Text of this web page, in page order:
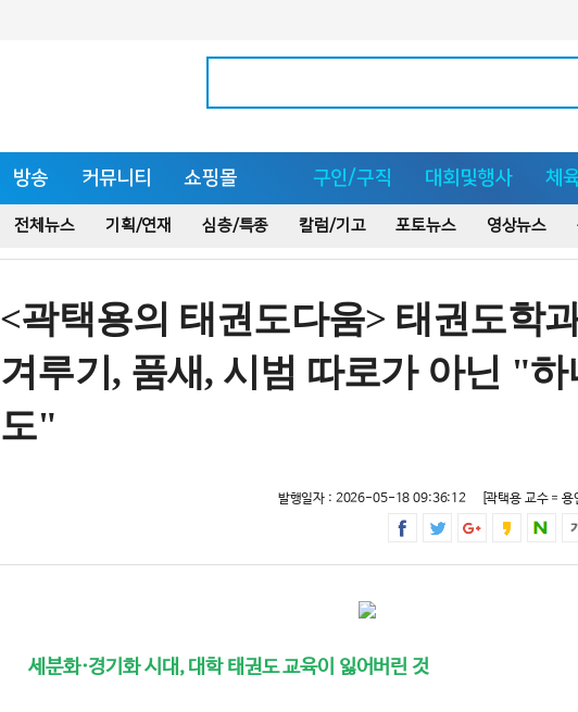
방송 커뮤니티 쇼핑몰 구인/구직 대회및행사 체
전체뉴스 기획/연재 심층/특종 칼럼/기고 포토뉴스 영상뉴스
<곽택용의 태권도다움> 태권도학
겨루기, 품새, 시범 따로가 아닌 "하
도"
발행일자 : 2026-05-18 09:36:12 [곽택용 교수 = 용
세분화·경기화 시대, 대학 태권도 교육이 잃어버린 것